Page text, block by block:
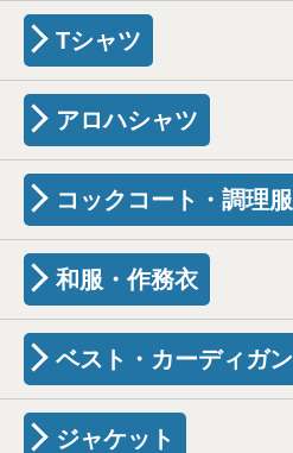
Tシャツ
アロハシャツ
コックコート・調理服
和服・作務衣
ベスト・カーディガン
ジャケット